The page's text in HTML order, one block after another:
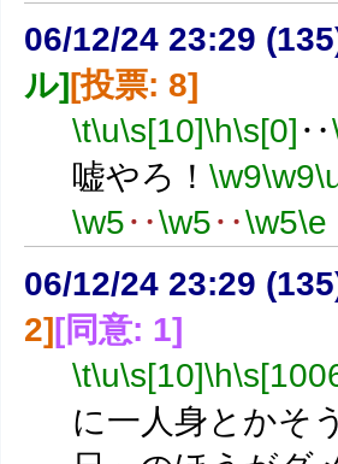
06/12/24 23:29
ル] [投票: 8]
\t\u\s[10]\h\s[0] ‥
嘘やろ！ \w9\w9
\w5‥\w5‥\w5\e
06/12/24 23:29
2][同意: 1]
\t\u\s[10]\h
に一人身とかそ